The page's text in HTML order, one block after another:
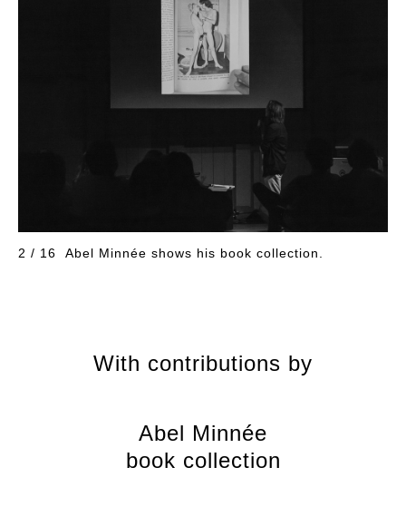
2 / 16 Abel Minnée shows his book collection.
With contributions by
Abel Minnée
book collection